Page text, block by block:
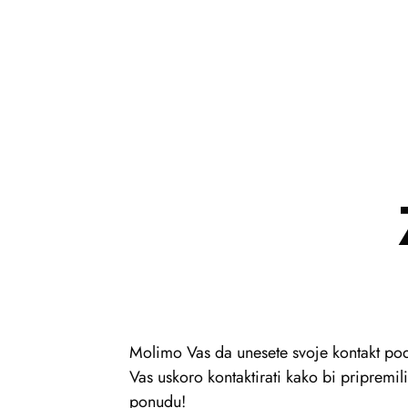
Molimo Vas da unesete svoje kontakt
Vas uskoro kontaktirati kako bi
ponudu!